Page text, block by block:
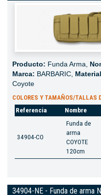
Producto: Funda Arma,
Marca: BARBARIC,
Coyote
COLORES Y TAMAÑOS/TALLAS
Referencia
Nombre
34904-CO
Funda de
arma
COYOTE
120cm
34904-NE - Funda de arma